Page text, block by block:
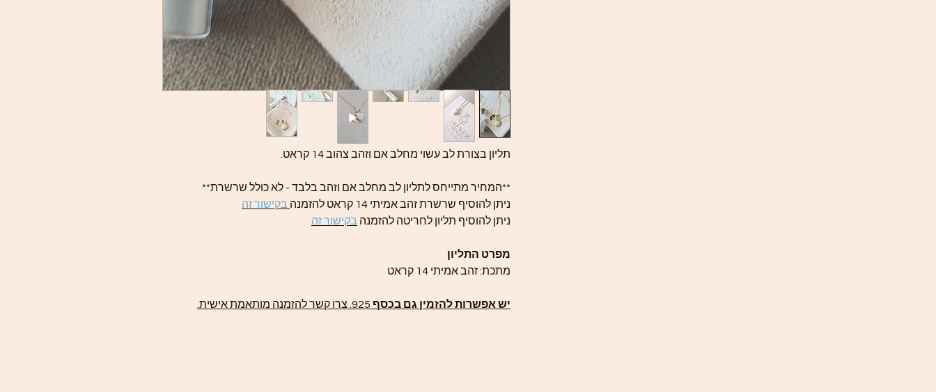
תליון בצורת לב עשוי מחלב אם וזהב צהוב 14 קראט.
**המחיר מתייחס לתליון לב מחלב אם וזהב בלבד - לא כולל שרשרת**
ניתן להוסיף שרשרת זהב אמיתי 14 קראט להזמנה
בקישור זה
ניתן להוסיף תליון לחריטה להזמנה בקישור זה
מפרט התליון
מתכת: זהב אמיתי 14 קראט
יש אפשרות להזמין גם בכסף